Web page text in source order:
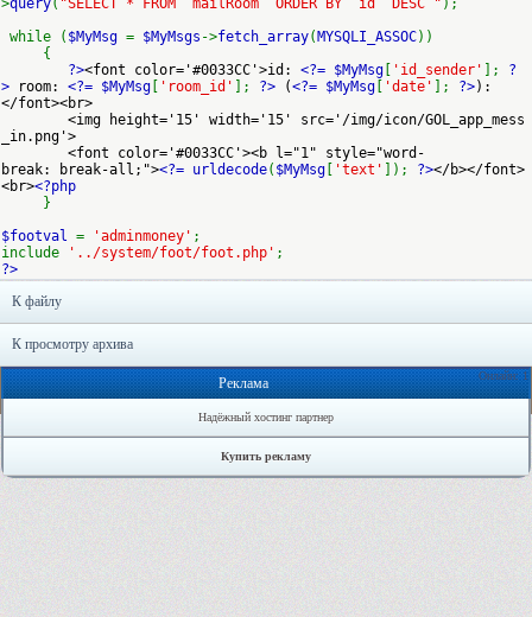
>query( "SELECT * FROM `mailRoom` ORDER BY `id` DESC " );
while ( $MyMsg = $MyMsgs ->fetch_array( MYSQLI_ASSOC))
{
?><font color='#0033CC'>id: <?= $MyMsg 'id_sender' ]; ?
> room: <?= $MyMsg 'room_id' ]; ?> (<?= $MyMsg 'date' ]; ?>):
</font><br>
<img height='15' width='15' src='/img/icon/GOL_app_mess
_in.png'>
<font color='#0033CC'><b l="1" style="word-
break: break-all;"><?= urldecode( $MyMsg 'text' ]); ?></b></font>
<br><?php
}
$footval = 'adminmoney' ;
include
'../system/foot/foot.php' ;
?>
К файлу
К просмотру архива
Онлайн: 1
Реклама
Надёжный хостинг партнер
Купить рекламу